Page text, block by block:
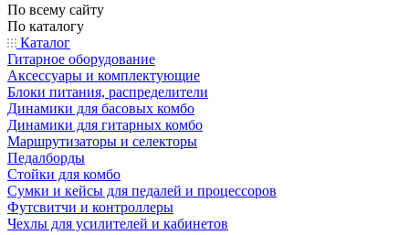
По всему сайту
По каталогу
Каталог
Гитарное оборудование
Аксессуары и комплектующие
Блоки питания, распределители
Динамики для басовых комбо
Динамики для гитарных комбо
Маршрутизаторы и селекторы
Педалборды
Стойки для комбо
Сумки и кейсы для педалей и процессоров
Футсвитчи и контроллеры
Чехлы для усилителей и кабинетов